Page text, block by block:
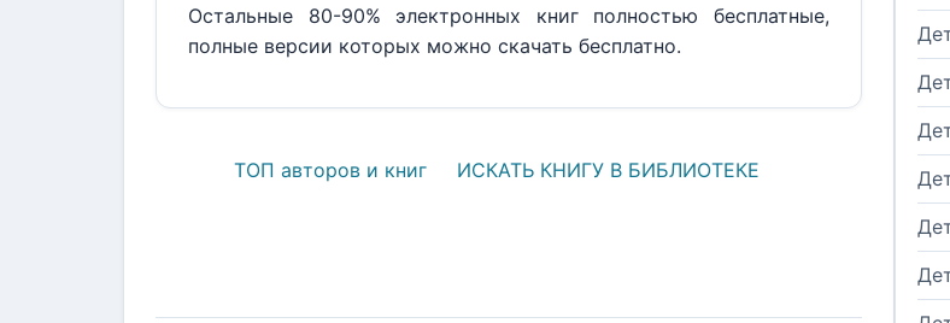
Остальные 80-90% электронных книг полностью бесплатные,
полные версии которых можно скачать бесплатно.
ТОП авторов и книг ИСКАТЬ КНИГУ В БИБЛИОТЕКЕ